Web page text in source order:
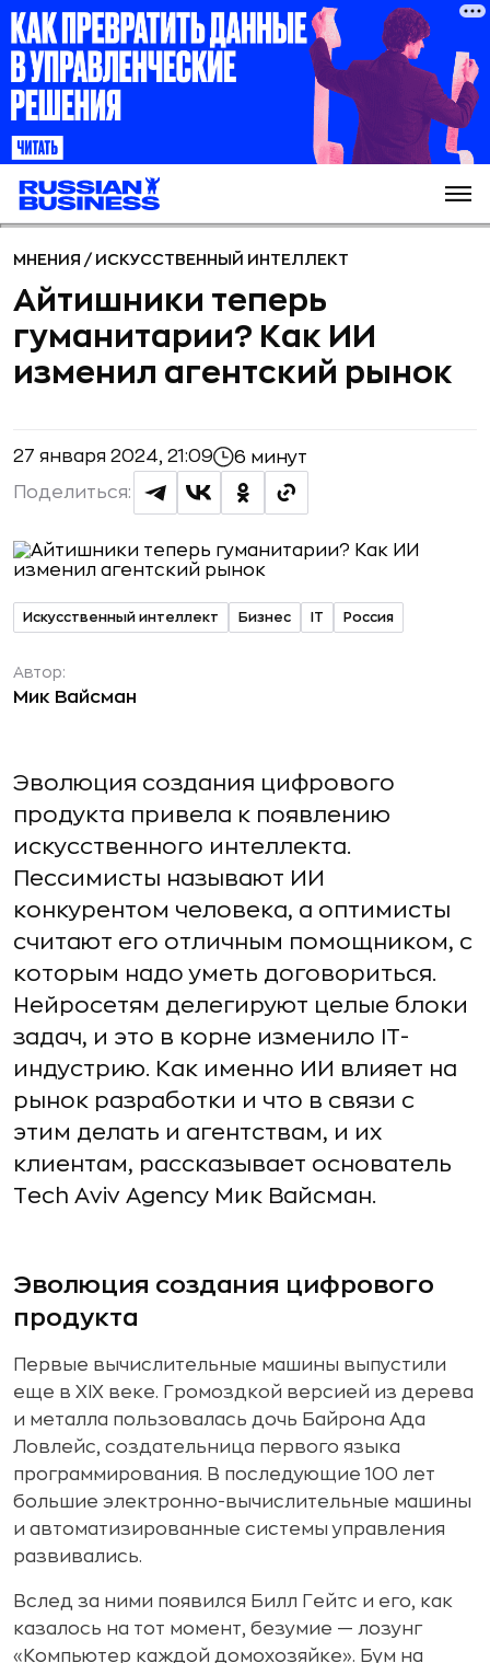
МНЕНИЯ / ИСКУССТВЕННЫЙ ИНТЕЛЛЕКТ
Айтишники теперь
гуманитарии? Как ИИ
изменил агентский рынок
27 января 2024, 21:09 6 минут
Поделиться:
Искусственный интеллект Бизнес IT Россия
Автор:
Мик Вайсман
Эволюция создания цифрового
продукта привела к появлению
искусственного интеллекта.
Пессимисты называют ИИ
конкурентом человека, а оптимисты
считают его отличным помощником, с
которым надо уметь договориться.
Нейросетям делегируют целые блоки
задач, и это в корне изменило IT-
индустрию. Как именно ИИ влияет на
рынок разработки и что в связи с
этим делать и агентствам, и их
клиентам, рассказывает основатель
Tech Aviv Agency Мик Вайсман.
Эволюция создания цифрового
продукта
Первые вычислительные машины выпустили
еще в XIX веке. Громоздкой версией из дерева
и металла пользовалась дочь Байрона Ада
Ловлейс, создательница первого языка
программирования. В последующие 100 лет
большие электронно-вычислительные машины
и автоматизированные системы управления
развивались.
Вслед за ними появился Билл Гейтс и его, как
казалось на тот момент, безумие — лозунг
«Компьютер каждой домохозяйке». Бум на